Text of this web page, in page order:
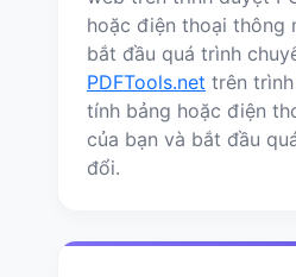
hoặc điện thoại thông
bắt đầu quá trình
PDFTools.net trên
tính bảng hoặc điện
của bạn và bắt đầu
đổi.